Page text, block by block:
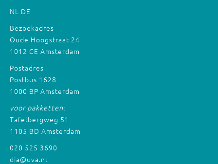
NL DE
Bezoekadres
Oude Hoogstraat 24
1012 CE Amsterdam
Postadres
Postbus 1628
1000 BP Amsterdam
voor pakketten:
Tafelbergweg 51
1105 BD Amsterdam
020 525 3690
dia@uva.nl